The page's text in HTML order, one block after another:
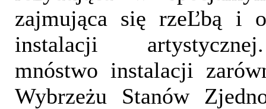
zajmująca się rzeĽbą i
instalacji
mnóstwo instalacji
Wybrzeżu Stanów